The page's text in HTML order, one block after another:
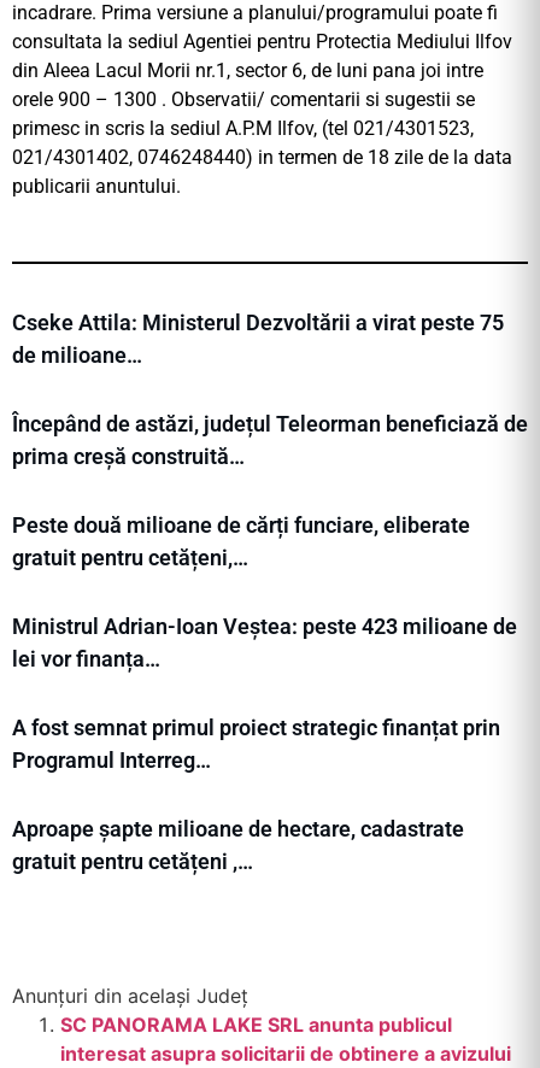
incadrare. Prima versiune a planului/programului poate fi
consultata la sediul Agentiei pentru Protectia Mediului Ilfov
din Aleea Lacul Morii nr.1, sector 6, de luni pana joi intre
orele 900 – 1300 . Observatii/ comentarii si sugestii se
primesc in scris la sediul A.P.M Ilfov, (tel 021/4301523,
021/4301402, 0746248440) in termen de 18 zile de la data
publicarii anuntului.
Cseke Attila: Ministerul Dezvoltării a virat peste 75
de milioane…
Începând de astăzi, județul Teleorman beneficiază de
prima creșă construită…
Peste două milioane de cărți funciare, eliberate
gratuit pentru cetățeni,…
Ministrul Adrian-Ioan Veștea: peste 423 milioane de
lei vor finanța…
A fost semnat primul proiect strategic finanțat prin
Programul Interreg…
Aproape șapte milioane de hectare, cadastrate
gratuit pentru cetățeni ,…
Anunțuri din același Județ
SC PANORAMA LAKE SRL anunta publicul
interesat asupra solicitarii de obtinere a avizului